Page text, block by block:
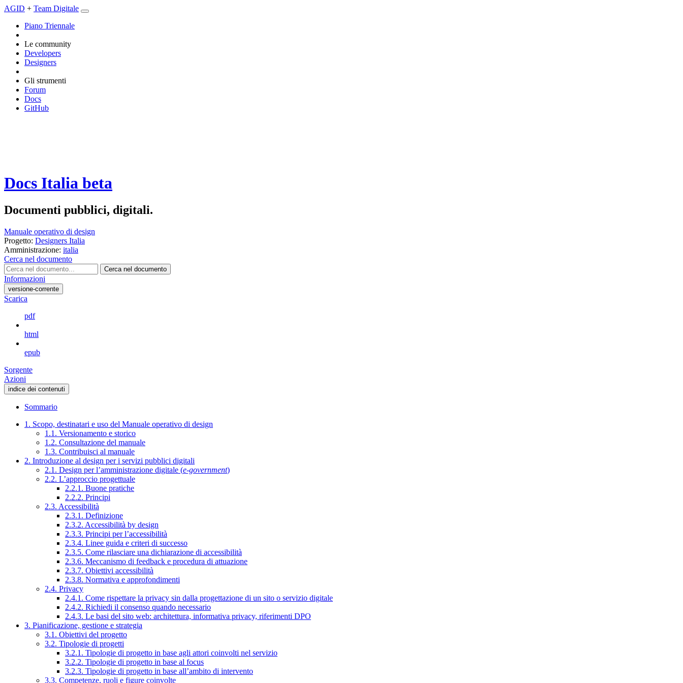
AGID + Team Digitale
Piano Triennale
Le community
Developers
Designers
Gli strumenti
Forum
Docs
GitHub
Docs Italia beta
Documenti pubblici, digitali.
Manuale operativo di design
Progetto: Designers Italia
Amministrazione: italia
Cerca nel documento
Cerca nel documento
Informazioni
versione-corrente
Scarica
pdf
html
epub
Sorgente
Azioni
indice dei contenuti
Sommario
1. Scopo, destinatari e uso del Manuale operativo di design
1.1. Versionamento e storico
1.2. Consultazione del manuale
1.3. Contribuisci al manuale
2. Introduzione al design per i servizi pubblici digitali
2.1. Design per l’amministrazione digitale (e-government)
2.2. L’approccio progettuale
2.2.1. Buone pratiche
2.2.2. Principi
2.3. Accessibilità
2.3.1. Definizione
2.3.2. Accessibilità by design
2.3.3. Principi per l’accessibilità
2.3.4. Linee guida e criteri di successo
2.3.5. Come rilasciare una dichiarazione di accessibilità
2.3.6. Meccanismo di feedback e procedura di attuazione
2.3.7. Obiettivi accessibilità
2.3.8. Normativa e approfondimenti
2.4. Privacy
2.4.1. Come rispettare la privacy sin dalla progettazione di un sito o servizio digitale
2.4.2. Richiedi il consenso quando necessario
2.4.3. Le basi del sito web: architettura, informativa privacy, riferimenti DPO
3. Pianificazione, gestione e strategia
3.1. Obiettivi del progetto
3.2. Tipologie di progetti
3.2.1. Tipologie di progetto in base agli attori coinvolti nel servizio
3.2.2. Tipologie di progetto in base al focus
3.2.3. Tipologie di progetto in base all’ambito di intervento
3.3. Competenze, ruoli e figure coinvolte